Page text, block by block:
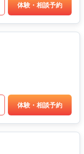
体験・相談予約
体験・相談予約